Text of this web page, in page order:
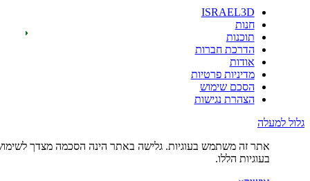
חברות
פרטיות
שימוש
נגישות
משתמש בעוגיות. גלישה באתר הינה הסכמה מצדך לשימוש